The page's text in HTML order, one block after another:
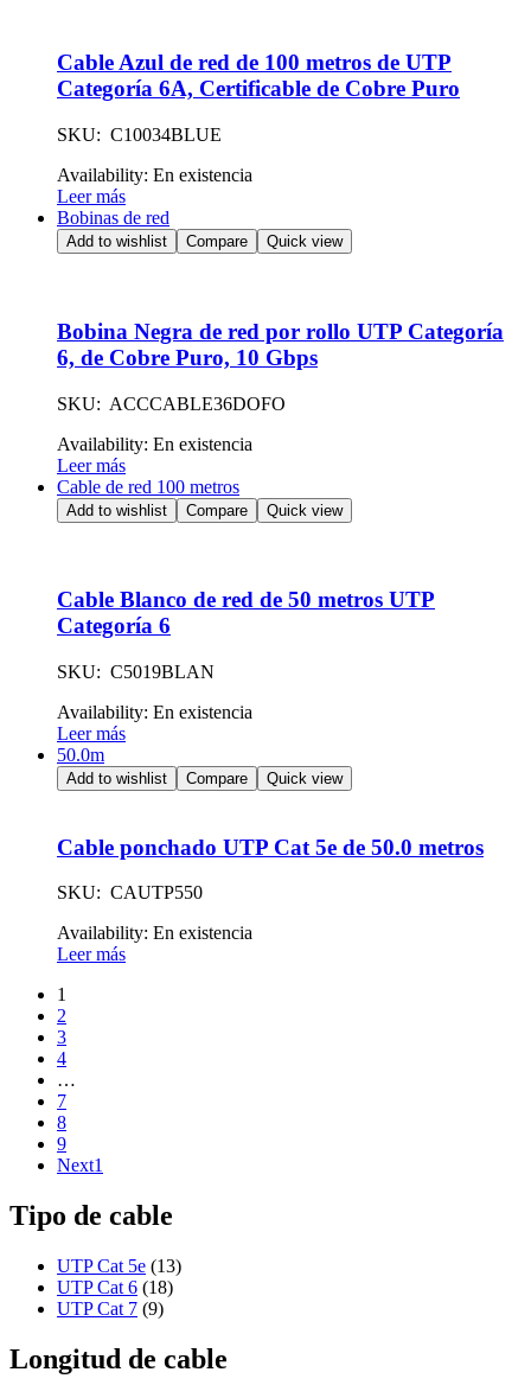
Cable Azul de red de 100 metros de UTP
Categoría 6A, Certificable de Cobre Puro
SKU: C10034BLUE
Availability: En existencia
Leer más
Bobinas de red
Add to wishlist Compare Quick view
Bobina Negra de red por rollo UTP Categoría
6, de Cobre Puro, 10 Gbps
SKU: ACCCABLE36DOFO
Availability: En existencia
Leer más
Cable de red 100 metros
Add to wishlist Compare Quick view
Cable Blanco de red de 50 metros UTP
Categoría 6
SKU: C5019BLAN
Availability: En existencia
Leer más
50.0m
Add to wishlist Compare Quick view
Cable ponchado UTP Cat 5e de 50.0 metros
SKU: CAUTP550
Availability: En existencia
Leer más
1
2
3
4
…
7
8
9
Next1
Tipo de cable
UTP Cat 5e (13)
UTP Cat 6 (18)
UTP Cat 7 (9)
Longitud de cable